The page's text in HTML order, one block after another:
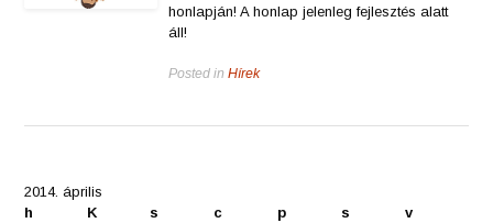
honlapján! A honlap jelenleg fejlesztés alatt
áll!
Posted inHírek
2014. április
h
K s c p s
v